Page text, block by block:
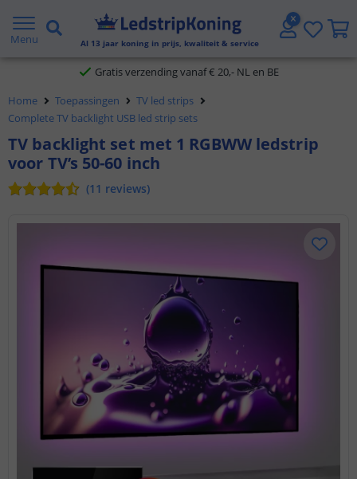
Menu Al 13 jaar koning in prijs, kwaliteit & service
5 jaar garantie
Klantbeoordeling 9.1
Voor 23:45 uur besteld,morgen in huis
Home Toepassingen
TV led strips
Complete TV backlight USB led strip sets
TV backlight set met 1 RGBWW ledstrip
voor TV’s 50-60 inch
(11 reviews)